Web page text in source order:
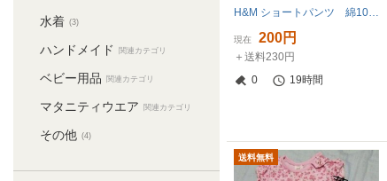
水着 (3)
ハンドメイド 関連カテゴリ
ベビー用品 関連カテゴリ
マタニティウエア 関連カテゴリ
その他 (4)
H&M ショートパンツ 綿100％ サイズ: 92cm 2歳 夏
現在 200円
＋送料230円
0
19時間
送料無料